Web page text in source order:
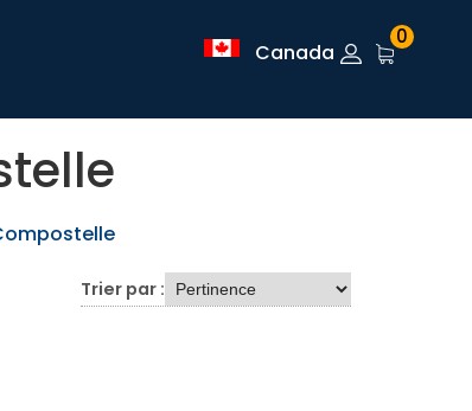
Canada
0
Trier par :